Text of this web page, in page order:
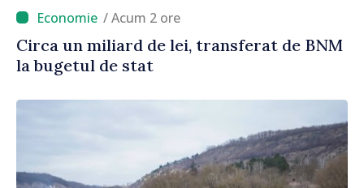
/ Acum 2 ore
Circa un miliard de lei, transferat de BNM
la bugetul de stat